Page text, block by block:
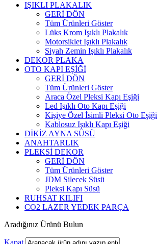
IŞIKLI PLAKALIK
GERİ DÖN
Tüm Ürünleri Göster
Lüks Krom Işıklı Plakalık
Motorsiklet Işıklı Plakalık
Siyah Zemin Işıklı Plakalık
DEKOR PLAKA
OTO KAPI EŞİĞİ
GERİ DÖN
Tüm Ürünleri Göster
Araca Özel Pleksi Kapı Eşiği
Led Işıklı Oto Kapı Eşiği
Kişiye Özel İsimli Pleksi Oto Eşiği
Kablosuz Işıklı Kapı Eşiği
DİKİZ AYNA SÜSÜ
ANAHTARLIK
PLEKSİ DEKOR
GERİ DÖN
Tüm Ürünleri Göster
JDM Silecek Süsü
Pleksi Kapı Süsü
RUHSAT KILIFI
CO2 LAZER YEDEK PARÇA
Aradığınız Ürünü Bulun
Kapat